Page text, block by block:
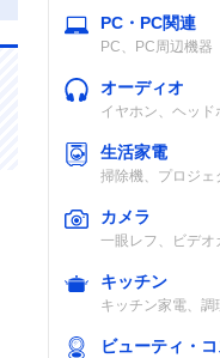
PC・PC関連
PC、PC周辺機器
オーディオ
イヤホン、ヘッ
生活家電
掃除機、プロジェ
カメラ
一眼レフ、ビデオ
キッチン
キッチン家電、調
ビューティ・コ